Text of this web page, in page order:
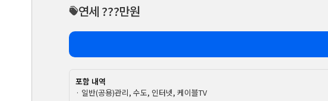
연세 ???만원
포함 내역
· 일반(공용)관리, 수도, 인터넷, 케이블TV